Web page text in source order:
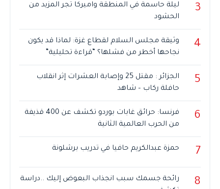
3
ليلة حاسمة في المنطقة واميركا تجر المزيد من
الحشود
4
وثيقة مجلس السلام لقطاع غزة: لماذا قد يكون
نجاحها أخطر من فشلها؟ “قراءة تحليلية”
5
الجزائر : مقتل 25 وإصابة العشرات إثر انقلاب
حافلة ركاب – شاهد
6
فرنسا: حرائق غابات بوردو تكشف عن 400 قذيفة
من الحرب العالمية الثانية
7 حمزة عبدالكريم حافيا في تدريب برشلونة
8
رائحة جسمك سبب انجذاب البعوض إليك ..دراسة